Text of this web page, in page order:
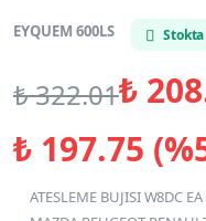
EYQUEM 600LS Stokta
₺322.01₺
₺197.75
ATESLEME BUJISI W8DC